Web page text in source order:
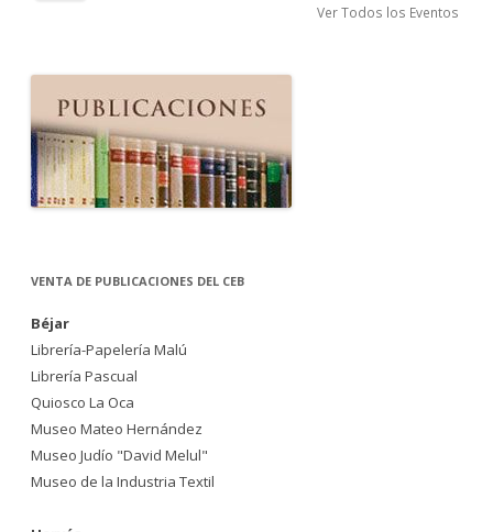
Ver Todos los Eventos
VENTA DE PUBLICACIONES DEL CEB
Béjar
Librería-Papelería Malú
Librería Pascual
Quiosco La Oca
Museo Mateo Hernández
Museo Judío "David Melul"
Museo de la Industria Textil